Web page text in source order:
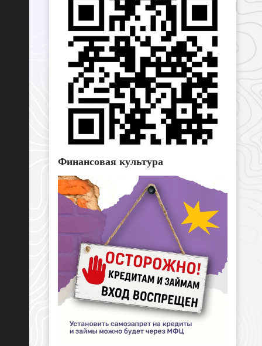
Финансовая культура